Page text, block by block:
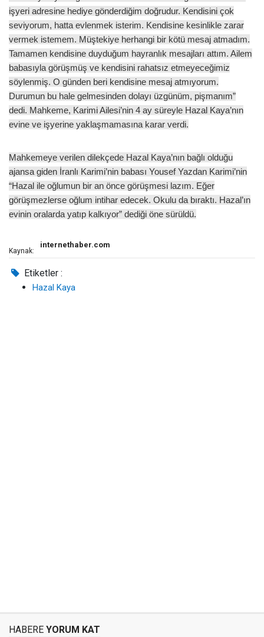
işyeri adresine hediye gönderdiğim doğrudur. Kendisini çok
seviyorum, hatta evlenmek isterim. Kendisine kesinlikle zarar
vermek istemem. Müştekiye herhangi bir kötü mesaj atmadım.
Tamamen kendisine duyduğum hayranlık mesajları attım. Ailem
babasıyla görüşmüş ve kendisini rahatsız etmeyeceğimiz
söylenmiş. O günden beri kendisine mesaj atmıyorum.
Durumun bu hale gelmesinden dolayı üzgünüm, pişmanım”
dedi. Mahkeme, Karimi Ailesi’nin 4 ay süreyle Hazal Kaya’nın
evine ve işyerine yaklaşmamasına karar verdi.
Mahkemeye verilen dilekçede Hazal Kaya’nın bağlı olduğu
ajansa giden İranlı Karimi’nin babası Yousef Yazdan Karimi’nin
“Hazal ile oğlumun bir an önce görüşmesi lazım. Eğer
görüşmezlerse oğlum intihar edecek. Okulu da bıraktı. Hazal’ın
evinin oralarda yatıp kalkıyor” dediği öne sürüldü.
Kaynak:
internethaber.com
Etiketler :
Hazal Kaya
HABERE YORUM KAT